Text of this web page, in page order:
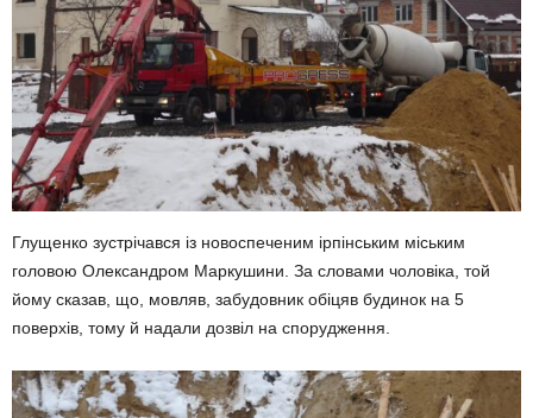
Глущенко зустрічався із новоспеченим ірпінським міським
головою Олександром Маркушини. За словами чоловіка, той
йому сказав, що, мовляв, забудовник обіцяв будинок на 5
поверхів, тому й надали дозвіл на спорудження.